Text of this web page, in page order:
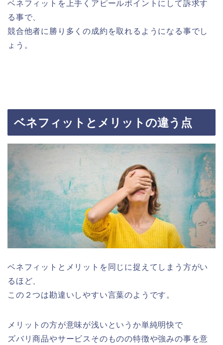
ベネフィットを上手くアピールポイントにして訴求す
る事で、
競合他者に勝り多くの成約を取れるようになる事でし
ょう。
ベネフィットとメリットの違う点
ベネフィットとメリットを同じに捉えてしまう方がい
るほど、
この２つは勘違いしやすい言葉のようです。
メリットの方が意味が浅いというか単純明快で
ズバリ商品やサービスそのものの特徴や強みの事を意